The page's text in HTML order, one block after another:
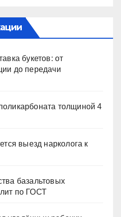
букетов: от
до передачи
толщиной 4
выезд нарколога к
базальтовых
по ГОСТ